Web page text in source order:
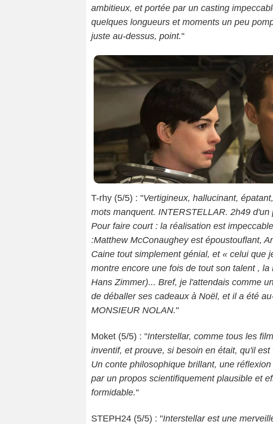
ambitieux, et portée par un casting
quelques longueurs et moments un peu
juste au-dessus, point."
T-rhy (5/5) : "Vertigineux, hallucinant,
mots manquent. INTERSTELLAR. 2h49
Pour faire court : la réalisation est
:Matthew McConaughey est époustouflant,
Caine tout simplement génial, et « celui que
montre encore une fois de tout son talent ,
Hans Zimmer)... Bref, je l'attendais comme
de déballer ses cadeaux à Noël, et il a été
MONSIEUR NOLAN."
Moket (5/5) : "Interstellar, comme tous les
inventif, et prouve, si besoin en était, qu'il
Un conte philosophique brillant, une
par un propos scientifiquement plausible et
formidable."
STEPH24 (5/5) : "Interstellar est une